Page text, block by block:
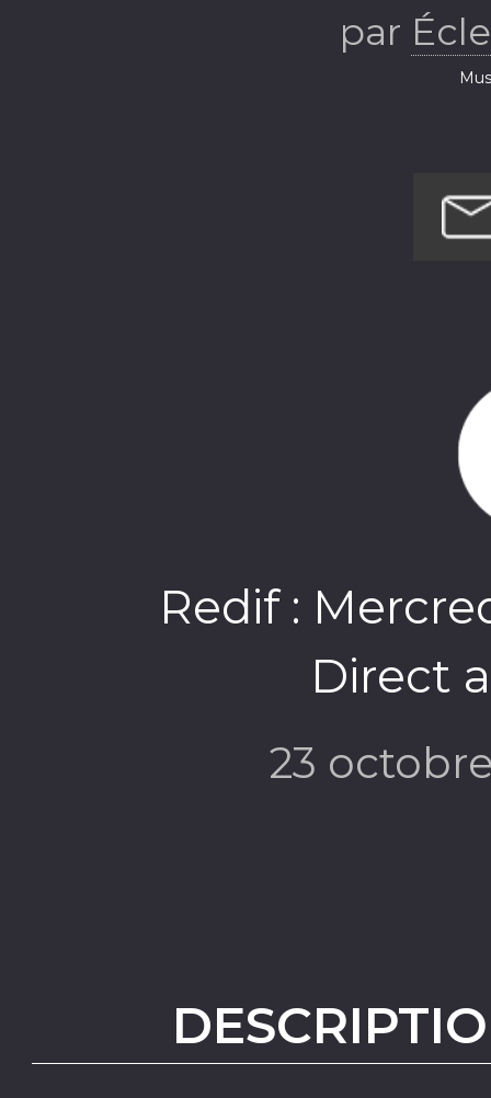
par
Redif :
Direct
23